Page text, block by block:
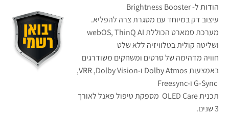
הודות ל- Brightness Booster
עיצוב דק במיוחד עם מסגרת צרה להפליא.
מערכת סמארט הכוללת webOS, ThinQ AI
ושליטה קולית בטלוויזיה ללא שלט
חוויה מדהימה של סרטים ומשחקים משודרגים
באמצעות Dolby Atmos ו-Dolby Vision, ‏VRR,
תכנית OLED Care מספקת טיפול פאנל לאורך
3 שנים.